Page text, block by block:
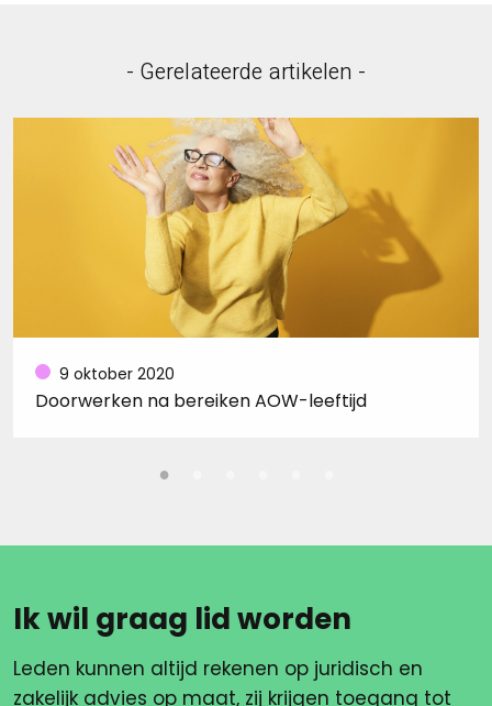
- Gerelateerde artikelen -
9 oktober 2020
Doorwerken na bereiken AOW-leeftijd
Ik wil graag lid worden
Leden kunnen altijd rekenen op juridisch en
zakelijk advies op maat, zij krijgen toegang tot